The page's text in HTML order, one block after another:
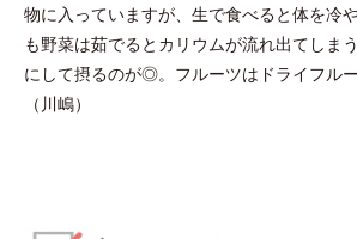
物に入っていますが、生で食べると体を冷
も野菜は茹でるとカリウムが流れ出てしま
にして摂るのが◎。フルーツはドライフルー
（川嶋）